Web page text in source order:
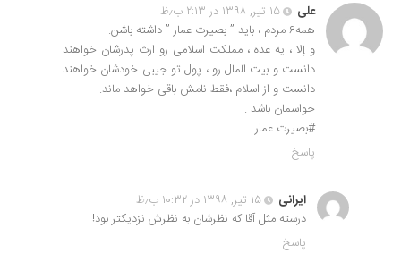
علی
۱۵ تیر, ۱۳۹۸ در ۲:۱۳ ب٫ظ
همه۶ مردم ، باید ” بصیرت عمار ” داشته باشن.
و إلا ، یه عده ، مملکت اسلامی رو ارث پدرشان خواهند
دانست و بیت المال رو ، پول تو جیبی خودشان خواهند
دانست و از اسلام ،فقط نامش باقی خواهد ماند.
حواسمان باشد .
#بصیرت عمار
پاسخ
ایرانی
۱۵ تیر, ۱۳۹۸ در ۱۰:۳۲ ب٫ظ
درسته مثل آقا که نظرشان به نظرش نزدیکتر بود!
پاسخ